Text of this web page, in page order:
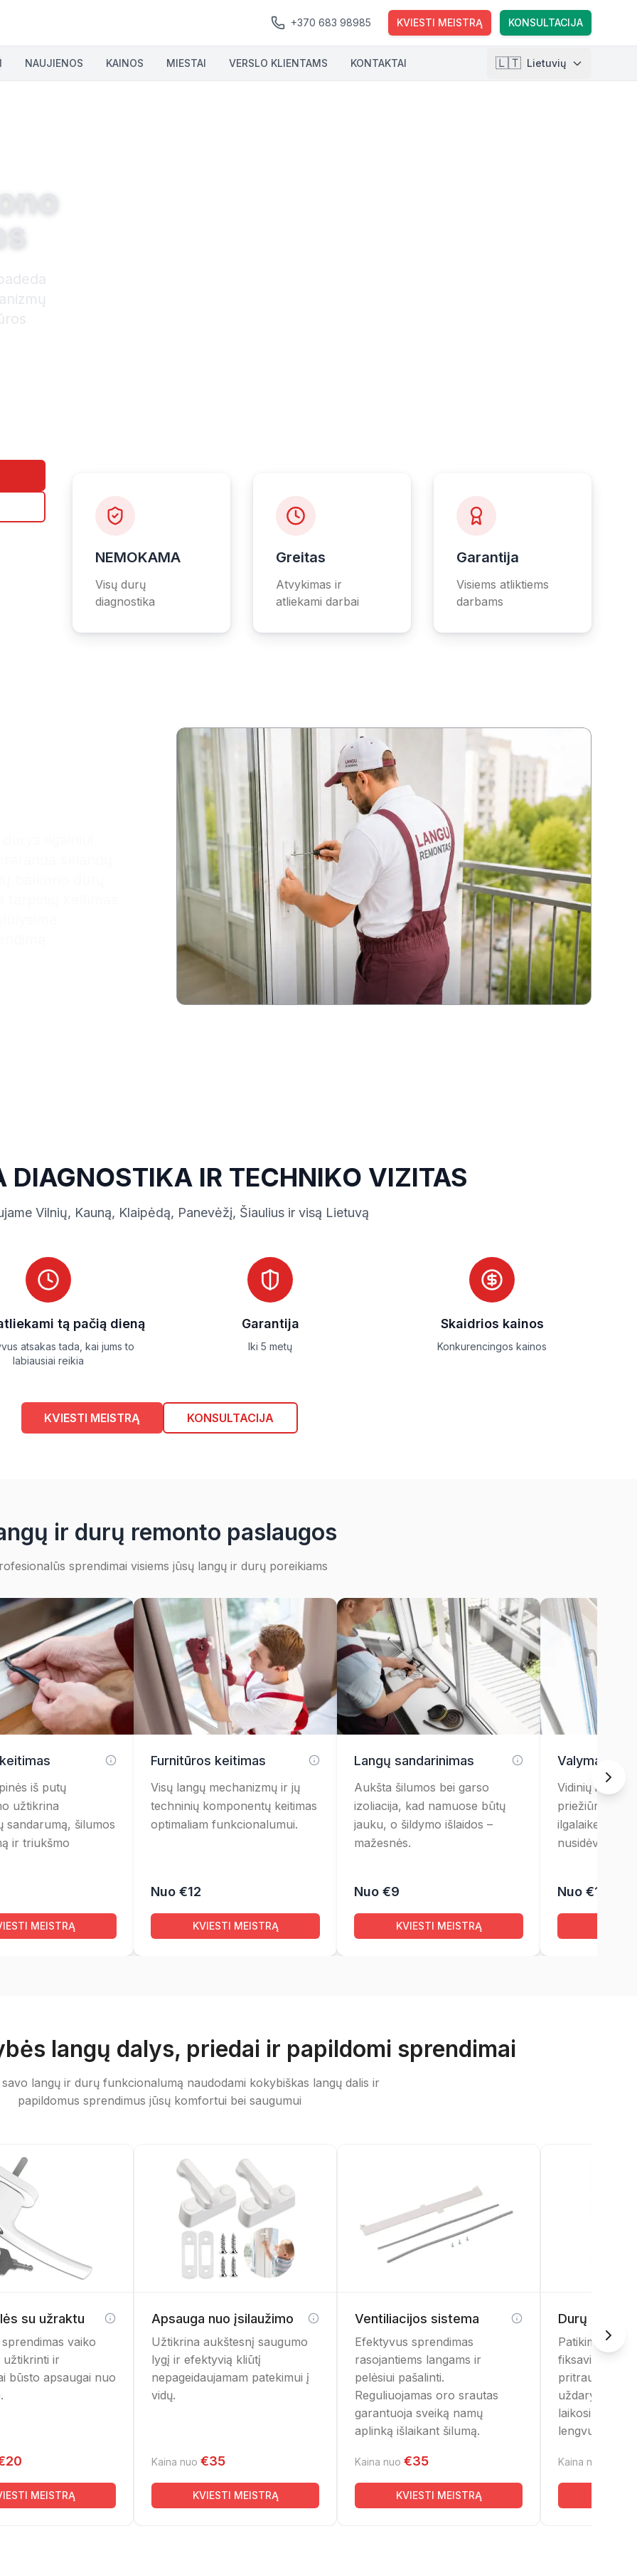
+370 683 98985 KVIESTI MEISTRĄ KONSULTACIJA
NAUJIENOS KAINOS MIESTAI VERSLO KLIENTAMS KONTAKTAI 🇱🇹 Lietuvių
NEMOKAMA
Visų durų
diagnostika
Greitas
Atvykimas ir
atliekami darbai
Garantija
Visiems atliktiems
darbams
atkūrimas
pradeda veikti
Vėliau problema
veikimą.
problemos
langų
dar
gedimai
balkono durų
balkono durų
vyriams ir visai
durys gali
DIAGNOSTIKA IR TECHNIKO VIZITAS
Vilnių, Kauną, Klaipėdą, Panevėžį, Šiaulius ir visą Lietuvą
tą pačią dieną
atsakas tada, kai jums to
labiausiai reikia
Garantija
Iki 5 metų
Skaidrios kainos
Konkurencingos kainos
KVIESTI MEISTRĄ KONSULTACIJA
ir durų remonto paslaugos
sprendimai visiems jūsų langų ir durų poreikiams
iš putų
užtikrina
sandarumą, šilumos
ir triukšmo
MEISTRĄ
Furnitūros keitimas
Visų langų mechanizmų ir jų
techninių komponentų keitimas
optimaliam funkcionalumui.
Nuo €12
KVIESTI MEISTRĄ
Langų sandarinimas
Aukšta šilumos bei garso
izoliacija, kad namuose būtų
jauku, o šildymo išlaidos –
mažesnės.
Nuo €9
KVIESTI MEISTRĄ
Valymas ir
Vidinių ir
priežiūra –
ilgalaikei
nusidėvėjimo.
Nuo €10
langų dalys, priedai ir papildomi sprendimai
langų ir durų funkcionalumą naudodami kokybiškas langų dalis ir
papildomus sprendimus jūsų komfortui bei saugumui
su užraktu
vaiko
užtikrinti ir
būsto apsaugai nuo
MEISTRĄ
Apsauga nuo įsilaužimo
Užtikrina aukštesnį saugumo
lygį ir efektyvią kliūtį
nepageidaujamam patekimui į
vidų.
Kaina nuo €35
KVIESTI MEISTRĄ
Ventiliacijos sistema
Efektyvus sprendimas
rasojantiems langams ir
pelėsiui pašalinti.
Reguliuojamas oro srautas
garantuoja sveiką namų
aplinką išlaikant šilumą.
Kaina nuo €35
KVIESTI MEISTRĄ
Durų
Patikimas
fiksavimo
pritraukėju.
uždaryti duris
laikosi tvirtai,
lengvu
Kaina nuo